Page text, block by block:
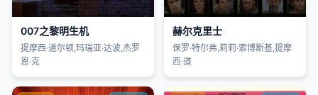
007之黎明生机
提摩西·道尔顿,玛瑞亚·达波,杰罗
恩·克
赫尔克里士
保罗·特尔弗,莉莉·索博斯基,提摩
西·道